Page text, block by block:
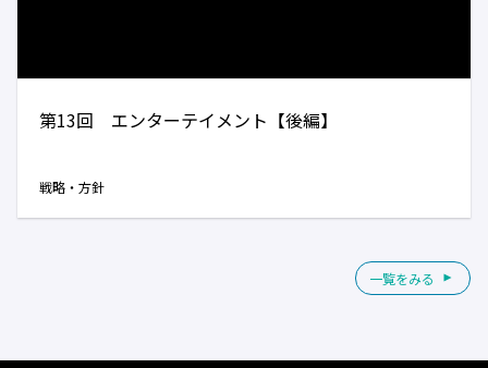
第13回 エンターテイメント【後編】
戦略・方針
一覧をみる